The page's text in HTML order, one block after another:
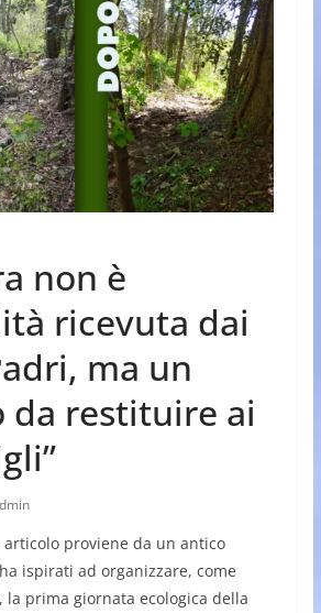
non è
ricevuta dai
ma un
da restituire ai
proviene da un antico
ispirati ad organizzare, come
la prima giornata ecologica della